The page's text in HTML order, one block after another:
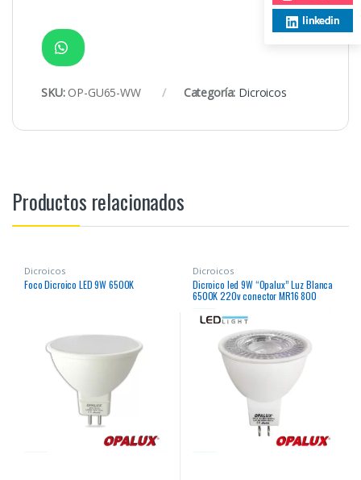
SKU: OP-GU65-WW Categoría: Dicroicos
Productos relacionados
Dicroicos
Foco Dicroico LED 9W 6500K
Dicroicos
Dicroico led 9W “Opalux” Luz Blanca
6500K 220v conector MR16 800
lumens 35,000hrs decorativo
linkedin